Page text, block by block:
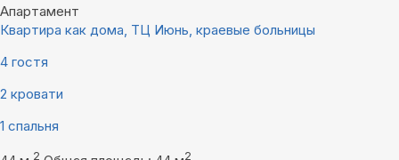
Апартамент
Квартира как дома, ТЦ Июнь, краевые больницы
4 гостя
2 кровати
1 спальня
2 2